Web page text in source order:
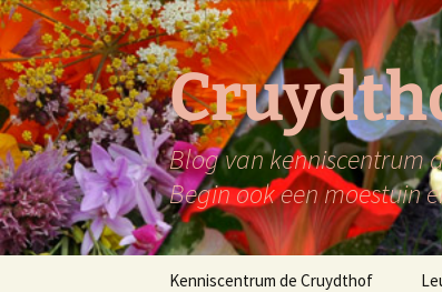
Ga
naar
de
inhoud
Blog van kenniscentrum
Begin ook een moestuin
Kenniscentrum de Cruydthof